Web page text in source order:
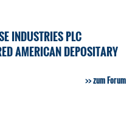
INDUSTRIES PLC
AMERICAN DEPOSITARY
zum Forum